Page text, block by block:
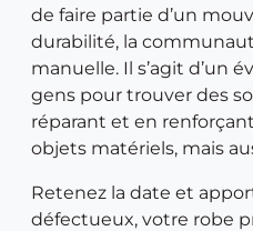
de faire partie d’un
durabilité, la
manuelle. Il s’agit d’un
gens pour trouver des
réparant et en
objets matériels, mais
Retenez la date et
défectueux, votre robe